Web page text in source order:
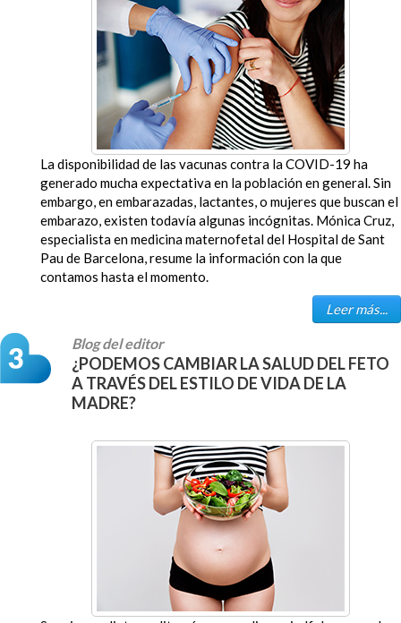
La disponibilidad de las vacunas contra la COVID-19 ha
generado mucha expectativa en la población en general. Sin
embargo, en embarazadas, lactantes, o mujeres que buscan el
embarazo, existen todavía algunas incógnitas. Mónica Cruz,
especialista en medicina maternofetal del Hospital de Sant
Pau de Barcelona, resume la información con la que
contamos hasta el momento.
Leer más...
Blog del editor
¿PODEMOS CAMBIAR LA SALUD DEL FETO
A TRAVÉS DEL ESTILO DE VIDA DE LA
MADRE?